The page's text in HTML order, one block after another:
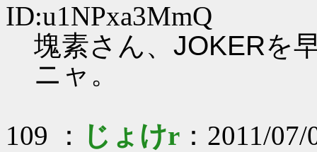
ID:u1NPxa3MmQ
塊素さん、JOKERを
ニャ。
109 ： じょけr ：2011/